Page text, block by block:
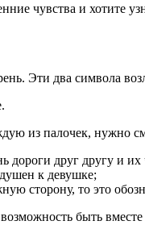
чувства и хотите
Эти два символа
из палочек, нужно
друг другу и их
к девушке;
сторону, то это
быть